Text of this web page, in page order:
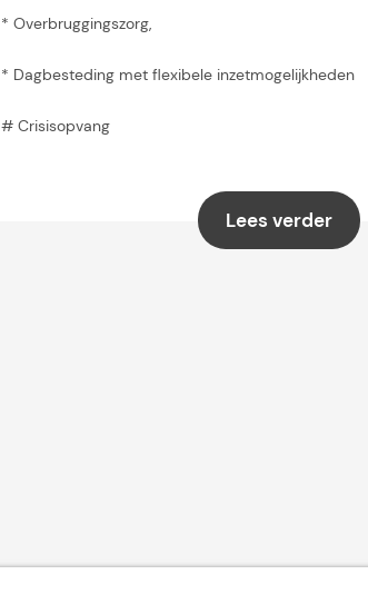
* Overbruggingszorg,
* Dagbesteding met flexibele inzetmogelijkheden
# Crisisopvang
Lees verder